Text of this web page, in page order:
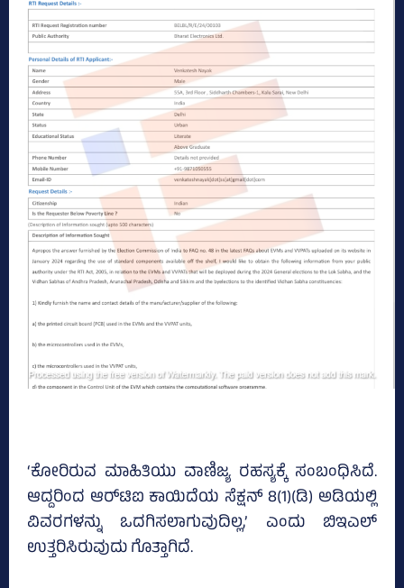
‘ಕೋರಿರುವ ಮಾಹಿತಿಯು ವಾಣಿಜ್ಯ ರಹಸ್ಯಕ್ಕೆ ಸಂಬಂಧಿಸಿದೆ.
ಆದ್ದರಿಂದ ಆರ್‌ಟಿಐ ಕಾಯಿದೆಯ ಸೆಕ್ಷನ್ 8(1)(ಡಿ) ಅಡಿಯಲ್ಲಿ
ವಿವರಗಳನ್ನು ಒದಗಿಸಲಾಗುವುದಿಲ್ಲ,’ ಎಂದು ಬಿಇಎಲ್‌
ಉತ್ತರಿಸಿರುವುದು ಗೊತ್ತಾಗಿದೆ.